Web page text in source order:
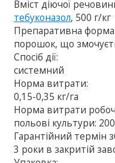
Вміст діючої
тебуконазол, 500 г/кг
Препаративна форма:
порошок, що
Спосіб дії:
системний
Норма витрати:
0,15-0,35 кг/га
Норма витрати
польові культури:
Гарантійний термін
3 роки в закритій